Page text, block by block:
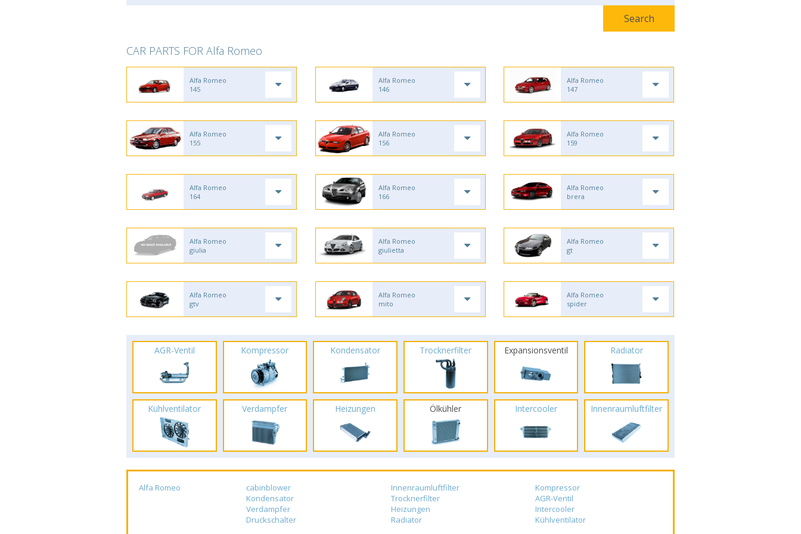
CAR PARTS FOR Alfa Romeo
Alfa Romeo
145
Alfa Romeo
146
Alfa Romeo
147
Alfa Romeo
155
Alfa Romeo
156
Alfa Romeo
159
Alfa Romeo
164
Alfa Romeo
166
Alfa Romeo
brera
Alfa Romeo
giulia
Alfa Romeo
giulietta
Alfa Romeo
gt
Alfa Romeo
gtv
Alfa Romeo
mito
Alfa Romeo
spider
AGR-Ventil Kompressor Kondensator Trocknerfilter Expansionsventil Radiator
Kühlventilator Verdampfer Heizungen Ölkühler Intercooler Innenraumluftfilter
Alfa Romeo cabinblower Innenraumluftfilter
Kompressor
Kondensator
Trocknerfilter
AGR-Ventil
Verdampfer
Heizungen
Intercooler
Druckschalter
Radiator Kühlventilator